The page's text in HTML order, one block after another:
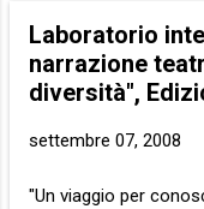
Laboratorio
narrazione
diversità",
settembre 07, 2008
"Un viaggio per